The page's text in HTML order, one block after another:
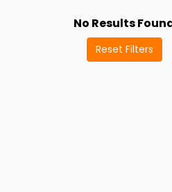
No Results
Reset Filters